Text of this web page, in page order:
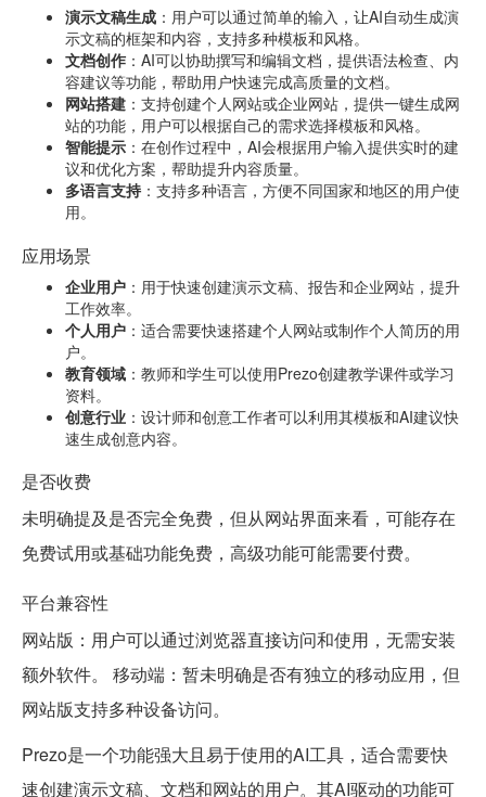
演示文稿生成 ：用户可以通过简单的输入，让AI自动生成演
示文稿的框架和内容，支持多种模板和风格。
文档创作 ：AI可以协助撰写和编辑文档，提供语法检查、内
容建议等功能，帮助用户快速完成高质量的文档。
网站搭建 ：支持创建个人网站或企业网站，提供一键生成网
站的功能，用户可以根据自己的需求选择模板和风格。
智能提示 ：在创作过程中，AI会根据用户输入提供实时的建
议和优化方案，帮助提升内容质量。
多语言支持 ：支持多种语言，方便不同国家和地区的用户使
用。
应用场景
企业用户 ：用于快速创建演示文稿、报告和企业网站，提升
工作效率。
个人用户 ：适合需要快速搭建个人网站或制作个人简历的用
户。
教育领域 ：教师和学生可以使用Prezo创建教学课件或学习
资料。
创意行业 ：设计师和创意工作者可以利用其模板和AI建议快
速生成创意内容。
是否收费
未明确提及是否完全免费，但从网站界面来看，可能存在
免费试用或基础功能免费，高级功能可能需要付费。
平台兼容性
网站版：用户可以通过浏览器直接访问和使用，无需安装
额外软件。 移动端：暂未明确是否有独立的移动应用，但
网站版支持多种设备访问。
Prezo是一个功能强大且易于使用的AI工具，适合需要快
速创建演示文稿、文档和网站的用户。其AI驱动的功能可